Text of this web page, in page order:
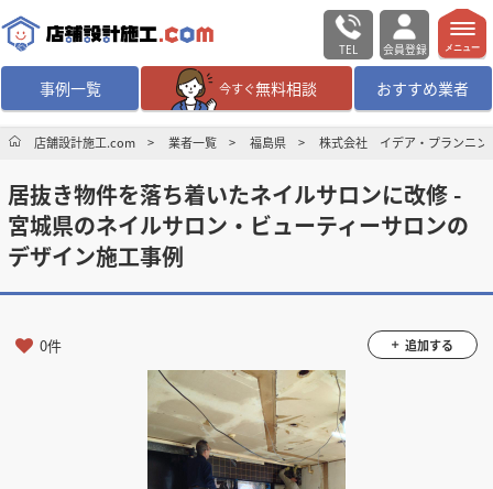
TEL 会員登録
事例一覧 今すぐ無料相談 おすすめ業者
無料相談 ログイン／会員登録
デザイン設計・施工業者を探す
店舗・商業施設の施工事例を探す
店舗設計施工.comとは
シミュレーター
メニュー
店舗設計施工.com 業者一覧 福島県 株式会社 イデア・プランニン
居抜き物件を落ち着いたネイルサロンに改修 -
宮城県のネイルサロン・ビューティーサロンの
デザイン施工事例
0件 追加する